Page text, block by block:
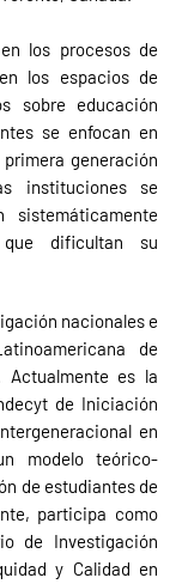
los procesos de
los espacios de
sobre educación
se enfocan en
generación
instituciones se
sistemáticamente
que dificultan su
nacionales e
de
Actualmente es la
de Iniciación
en
modelo teórico-
de estudiantes de
participa como
de Investigación
y Calidad en